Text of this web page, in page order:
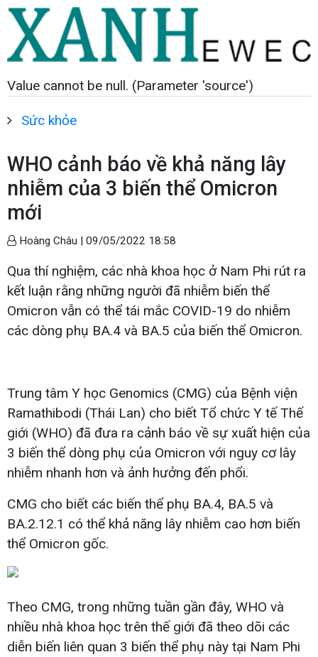
Value cannot be null. (Parameter 'source')
Sức khỏe
WHO cảnh báo về khả năng lây
nhiễm của 3 biến thể Omicron
mới
Hoàng Châu | 09/05/2022 18:58
Qua thí nghiệm, các nhà khoa học ở Nam Phi rút ra
kết luận rằng những người đã nhiễm biến thể
Omicron vẫn có thể tái mắc COVID-19 do nhiễm
các dòng phụ BA.4 và BA.5 của biến thể Omicron.
Trung tâm Y học Genomics (CMG) của Bệnh viện
Ramathibodi (Thái Lan) cho biết Tổ chức Y tế Thế
giới (WHO) đã đưa ra cảnh báo về sự xuất hiện của
3 biến thể dòng phụ của Omicron với nguy cơ lây
nhiễm nhanh hơn và ảnh hưởng đến phổi.
CMG cho biết các biến thể phụ BA.4, BA.5 và
BA.2.12.1 có thể khả năng lây nhiễm cao hơn biến
thể Omicron gốc.
Theo CMG, trong những tuần gần đây, WHO và
nhiều nhà khoa học trên thế giới đã theo dõi các
diễn biến liên quan 3 biến thể phụ này tại Nam Phi